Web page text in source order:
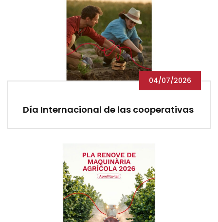
04/07/2026
Día Internacional de las cooperativas